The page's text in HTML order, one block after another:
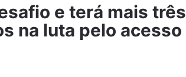
e terá mais três
na luta pelo acesso